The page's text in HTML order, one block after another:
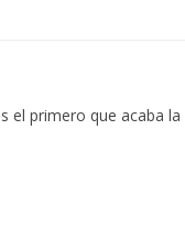
el primero que acaba